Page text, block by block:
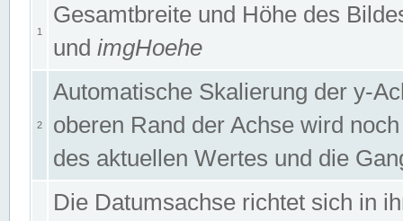
1
Gesamtbreite und Höhe des
und imgHoehe
2
Automatische Skalierung der y-
oberen Rand der Achse wird
des aktuellen Wertes und die
Die Datumsachse richtet sich in